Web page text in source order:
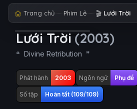
Trang chủ Phim Lẻ 🎬 Lưới Trời
Lưới Trời (2003)
Divine Retribution
Phát hành 2003 Ngôn ngữ Phụ đề
Số tập Hoàn tất (109/109)